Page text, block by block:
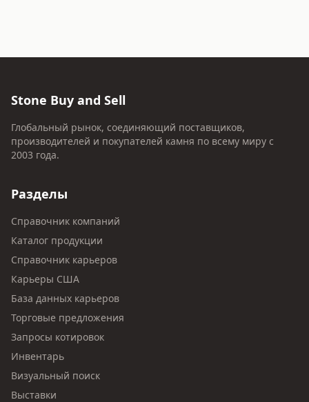
Stone Buy and Sell
Глобальный рынок, соединяющий поставщиков,
производителей и покупателей камня по всему миру с
2003 года.
Разделы
Справочник компаний
Каталог продукции
Справочник карьеров
Карьеры США
База данных карьеров
Торговые предложения
Запросы котировок
Инвентарь
Визуальный поиск
Выставки